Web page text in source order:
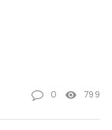
0 799